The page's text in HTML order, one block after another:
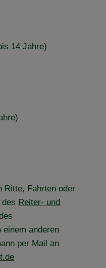
14 Jahre)
Ritte, Fahrten oder
des Reiter- und
einem anderen
per Mail an